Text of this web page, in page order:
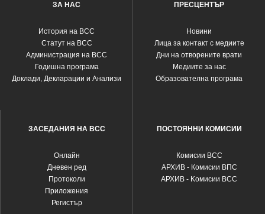
ЗА НАС
История на ВСС
Статут на ВСС
Администрация на ВСС
Годишна програма
Доклади, Декларации и Анализи
ПРЕСЦЕНТЪР
Новини
Лица за контакт с медиите
Дни на отворените врати
Медиите за нас
Образователна програма
ЗАСЕДАНИЯ НА ВСС
Oнлайн
Дневен ред
Протоколи
Приложения
Регистър
ПОСТОЯННИ КОМИСИИ
Комисии ВСС
АРХИВ - Комисии ВПС
АРХИВ - Kомисии ВСС